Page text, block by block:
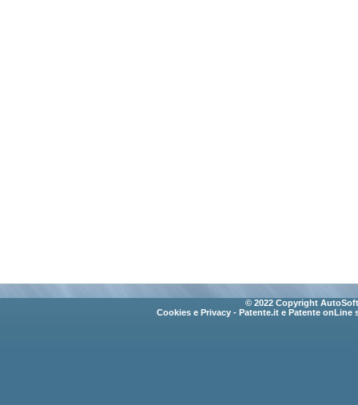
© 2022 Copyright
Cookies e Privacy - Patente.it e Patente onLine